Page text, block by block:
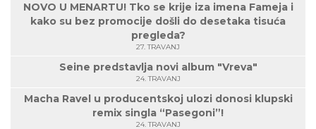
NOVO U MENARTU! Tko se krije iza imena Fameja i
kako su bez promocije došli do desetaka tisuća
pregleda?
27. TRAVANJ
Seine predstavlja novi album "Vreva"
24. TRAVANJ
Macha Ravel u producentskoj ulozi donosi klupski
remix singla “Pasegoni”!
24. TRAVANJ